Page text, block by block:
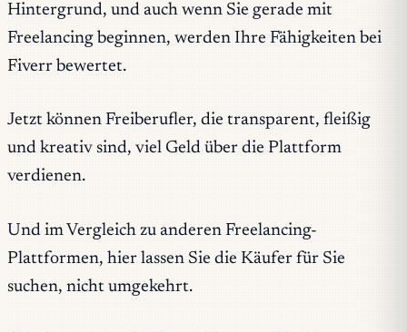
Hintergrund, und auch wenn Sie gerade mit
Freelancing beginnen, werden Ihre Fähigkeiten bei
Fiverr bewertet.
Jetzt können Freiberufler, die transparent, fleißig
und kreativ sind, viel Geld über die Plattform
verdienen.
Und im Vergleich zu anderen Freelancing-
Plattformen, hier lassen Sie die Käufer für Sie
suchen, nicht umgekehrt.